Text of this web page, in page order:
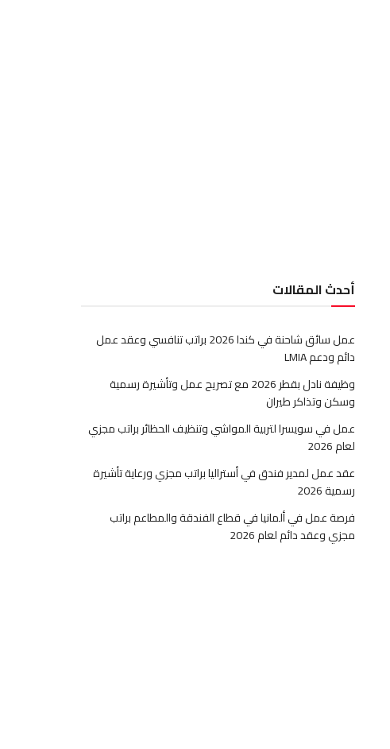
أحدث المقالات
عمل سائق شاحنة في كندا 2026 براتب تنافسي وعقد عمل
دائم ودعم LMIA
وظيفة نادل بقطر 2026 مع تصريح عمل وتأشيرة رسمية
وسكن وتذاكر طيران
عمل في سويسرا لتربية المواشي وتنظيف الحظائر براتب مجزي
لعام 2026
عقد عمل لمدير فندق في أستراليا براتب مجزي ورعاية تأشيرة
رسمية 2026
فرصة عمل في ألمانيا في قطاع الفندقة والمطاعم براتب
مجزي وعقد دائم لعام 2026